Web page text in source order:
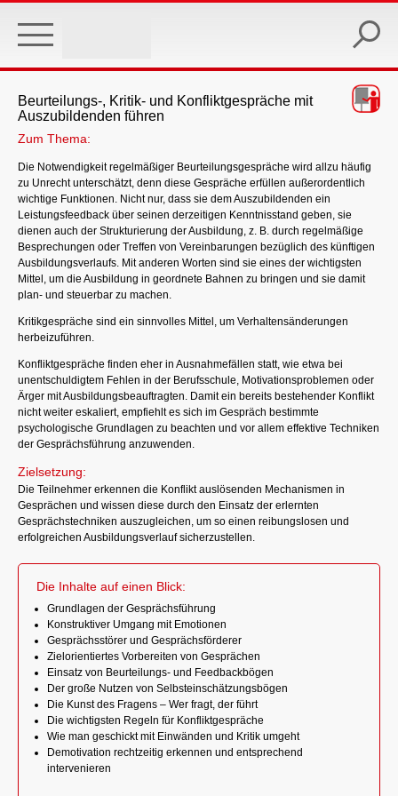
main
Beurteilungs-, Kritik- und Konfliktgespräche mit
Auszubildenden führen
Zum Thema:
Die Notwendigkeit regelmäßiger Beurteilungsgespräche wird allzu häufig
zu Unrecht unterschätzt, denn diese Gespräche erfüllen außerordentlich
wichtige Funktionen. Nicht nur, dass sie dem Auszubildenden ein
Leistungsfeedback über seinen derzeitigen Kenntnisstand geben, sie
dienen auch der Strukturierung der Ausbildung, z. B. durch regelmäßige
Besprechungen oder Treffen von Vereinbarungen bezüglich des künftigen
Ausbildungsverlaufs. Mit anderen Worten sind sie eines der wichtigsten
Mittel, um die Ausbildung in geordnete Bahnen zu bringen und sie damit
plan- und steuerbar zu machen.
Kritikgespräche sind ein sinnvolles Mittel, um Verhaltensänderungen
herbeizuführen.
Konfliktgespräche finden eher in Ausnahmefällen statt, wie etwa bei
unentschuldigtem Fehlen in der Berufsschule, Motivationsproblemen oder
Ärger mit Ausbildungsbeauftragten. Damit ein bereits bestehender Konflikt
nicht weiter eskaliert, empfiehlt es sich im Gespräch bestimmte
psychologische Grundlagen zu beachten und vor allem effektive Techniken
der Gesprächsführung anzuwenden.
Zielsetzung:
Die Teilnehmer erkennen die Konflikt auslösenden Mechanismen in
Gesprächen und wissen diese durch den Einsatz der erlernten
Gesprächstechniken auszugleichen, um so einen reibungslosen und
erfolgreichen Ausbildungsverlauf sicherzustellen.
Die Inhalte auf einen Blick:
Grundlagen der Gesprächsführung
Konstruktiver Umgang mit Emotionen
Gesprächsstörer und Gesprächsförderer
Zielorientiertes Vorbereiten von Gesprächen
Einsatz von Beurteilungs- und Feedbackbögen
Der große Nutzen von Selbsteinschätzungsbögen
Die Kunst des Fragens – Wer fragt, der führt
Die wichtigsten Regeln für Konfliktgespräche
Wie man geschickt mit Einwänden und Kritik umgeht
Demotivation rechtzeitig erkennen und entsprechend
intervenieren